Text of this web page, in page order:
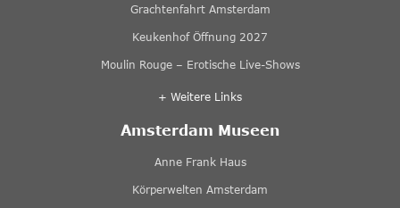
Grachtenfahrt Amsterdam
Keukenhof Öffnung 2027
Moulin Rouge – Erotische Live-Shows
+ Weitere Links
Amsterdam Museen
Anne Frank Haus
Körperwelten Amsterdam